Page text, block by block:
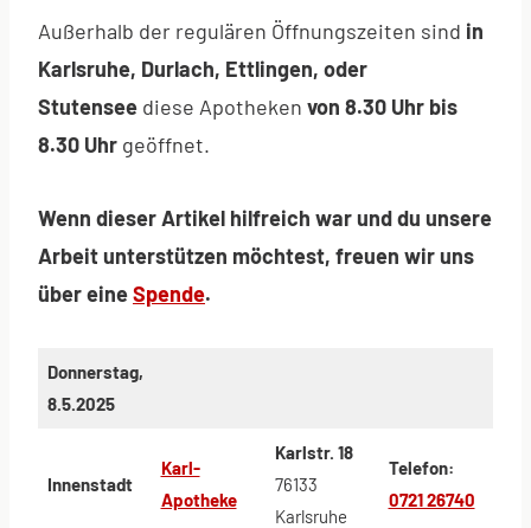
Außerhalb der regulären Öffnungszeiten sind in
Karlsruhe, Durlach, Ettlingen, oder
Stutensee diese Apotheken von 8.30 Uhr bis
8.30 Uhr geöffnet.
Wenn dieser Artikel hilfreich war und du unsere
Arbeit unterstützen möchtest, freuen wir uns
über eineSpende.
Donnerstag,
8.5.2025
Innenstadt
Karl-
Apotheke
Karlstr. 18
76133
Karlsruhe
Telefon:
0721 26740